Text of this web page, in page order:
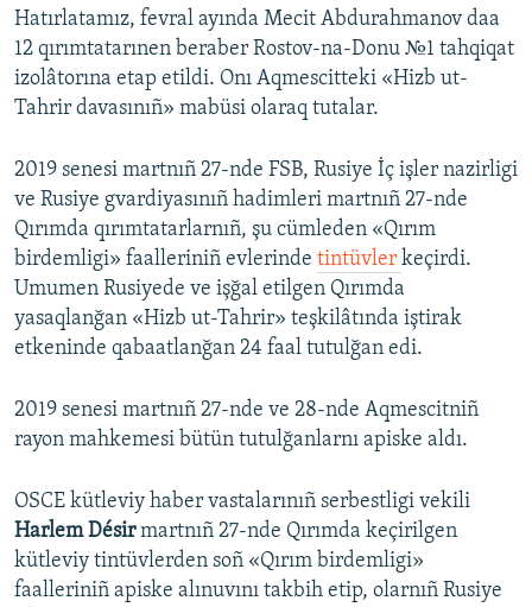
Hatırlatamız, fevral ayında Mecit Abdurahmanov daa
12 qırımtatarınen beraber Rostov-na-Donu №1 tahqiqat
izolâtorına etap etildi. Onı Aqmescitteki «Hizb ut-
Tahrir davasınıñ» mabüsi olaraq tutalar.
2019 senesi martnıñ 27-nde FSB, Rusiye İç işler nazirligi
ve Rusiye gvardiyasınıñ hadimleri martnıñ 27-nde
Qırımda qırımtatarlarnıñ, şu cümleden «Qırım
birdemligi» faalleriniñ evlerinde tintüvler keçirdi.
Umumen Rusiyede ve işğal etilgen Qırımda
yasaqlanğan «Hizb ut-Tahrir» teşkilâtında iştirak
etkeninde qabaatlanğan 24 faal tutulğan edi.
2019 senesi martnıñ 27-nde ve 28-nde Aqmescitniñ
rayon mahkemesi bütün tutulğanlarnı apiske aldı.
OSCE kütleviy haber vastalarınıñ serbestligi vekili
Harlem Désirmartnıñ 27-nde Qırımda keçirilgen
kütleviy tintüvlerden soñ «Qırım birdemligi»
faalleriniñ apiske alınuvını takbih etip, olarnıñ Rusiye